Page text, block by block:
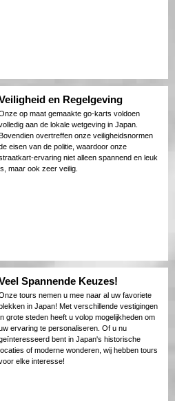
en Regelgeving
op maat gemaakte go-karts voldoen
aan de lokale wetgeving in Japan.
Bovendien overtreffen onze veiligheidsnormen
eisen van de politie, waardoor onze
ervaring niet alleen spannend en leuk
maar ook zeer veilig.
Spannende Keuzes!
tours nemen u mee naar al uw favoriete
in Japan! Met verschillende vestigingen
grote steden heeft u volop mogelijkheden om
ervaring te personaliseren. Of u nu
bent in Japan's historische
locaties of moderne wonderen, wij hebben tours
elke interesse!